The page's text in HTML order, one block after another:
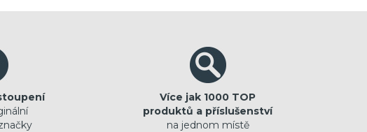
Více jak 1000 TOP
produktů a příslušenství
na jednom místě